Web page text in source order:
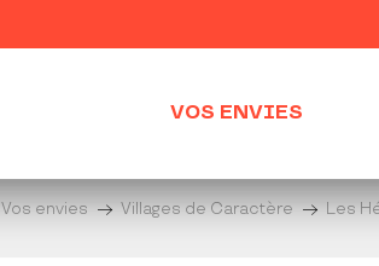
VOS ENVIES
Vos envies Villages de Caractère Les